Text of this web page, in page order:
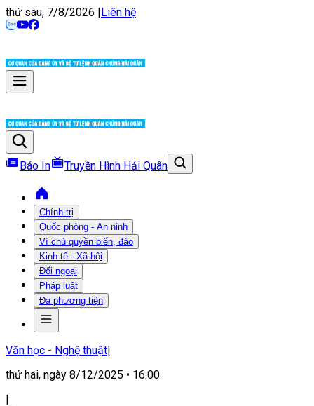
thứ sáu, 7/8/2026 |Liên hệ
Báo In Truyền Hình Hải Quân
Chính trị
Quốc phòng - An ninh
Vì chủ quyền biển, đảo
Kinh tế - Xã hội
Đối ngoại
Pháp luật
Đa phương tiện
Văn học - Nghệ thuật|
thứ hai, ngày 8/12/2025 • 16:00
|